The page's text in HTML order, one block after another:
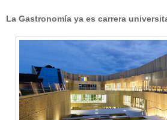
Murcia(1)
rutas de tapas
Setas(1)
Sin categoría(348)
solidaridad
tapas(2)
La Gastronomía ya es carrera